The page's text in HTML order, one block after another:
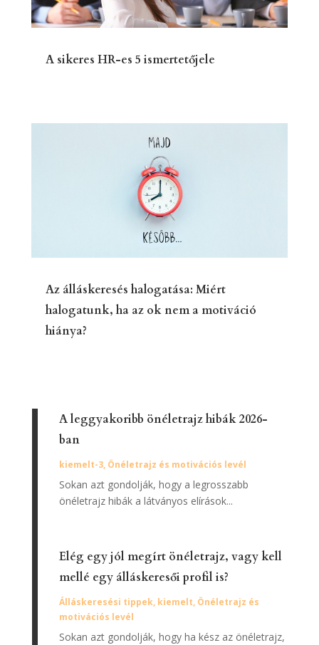
A sikeres HR-es 5 ismertetőjele
Az álláskeresés halogatása: Miért
halogatunk, ha az ok nem a motiváció
hiánya?
A leggyakoribb önéletrajz hibák 2026-
ban
kiemelt-3, Önéletrajz és motivációs levél
Sokan azt gondolják, hogy a legrosszabb
önéletrajz hibák a látványos elírások...
Elég egy jól megírt önéletrajz, vagy kell
mellé egy álláskeresői profil is?
Álláskeresési tippek, kiemelt, Önéletrajz és
motivációs levél
Sokan azt gondolják, hogy ha kész az önéletrajz,